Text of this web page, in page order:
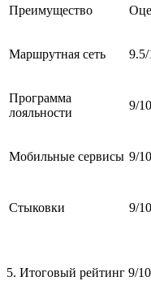
Преимущество
Маршрутная сеть 9.5/
Программа
лояльности
9/10
Мобильные сервисы 9/10
Стыковки 9/10
5. Итоговый рейтинг 9/10